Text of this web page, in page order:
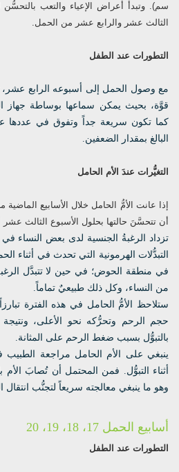
سم). وتبدأ أعراض الإعياء والتعب بالتحسُّن
الثالث عشر والرابع عشر من الحمل.
التطورات عند الطفل
مع وصول الحمل إلى أسبوعه الرابع
قوَّة، بحيث يمكن سماعها بوساطة جهاز
كما تكون سريعة جداً وتفوق في عددها
البالغ بمقدار الضعفين.
التغيُّرات عندَ الأم الحامل
إذا عانت الأمُّ الحامل خلال الأسابيع
أن تتحسَّنَ حالتها بحلول الأسبوع الثالث
تزداد الرغبةُ الجنسية لدى بعض النساء
التبدُّلات الهرمونية التي تحدث في أثناء
في منطقة الحوض؛ في حين لا تتبدَّل
من النساء، وكل ذلك طبيعيٌ تماماً.
ستلاحظ الأمُّ الحامل في هذه الفترة
حجم الرحم وتحرُّكه نحو الأعلى، ونتيجة
بالتبوُّل بسبب ضغط الرحم على المثانة.
ينبغي على الأم الحامل مراجعة
أثناء التبوُّل. فمن المحتمل أن تُصابَ الأم
وهو ما ينبغي معالجته سريعاً لتجنُّب انتقال
أسابيع الحمل 17، 18، 19، 20
التطورات عند الطفل